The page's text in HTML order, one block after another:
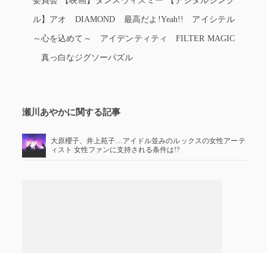
ル】アオ DIAMOND 最高だよ!Yeah!! アイシテル
～心を込めて～ アイデンティティ FILTER MAGIC
真っ白なジグソーパズル
瀬川あやかに関する記事
大原櫻子、井上苑子…アイドル並みのルックスの女性アーテ
ィスト 女性ファンに支持される条件は!?